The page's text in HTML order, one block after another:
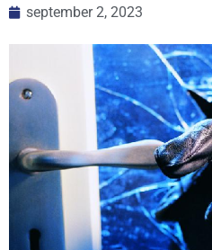
september 2, 2023